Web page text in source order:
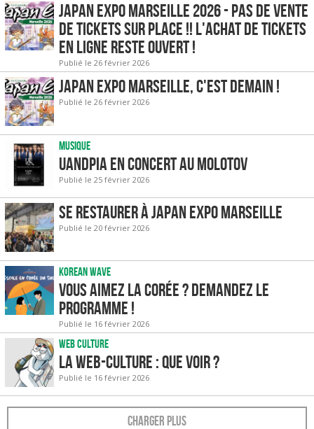
Japan Expo Marseille 2026 - Pas de vente
de tickets sur place !! L'achat de tickets
en ligne reste ouvert !
Publié le 26 février 2026
Japan Expo Marseille, c'est demain !
Publié le 26 février 2026
Musique
UandPIA en concert au Molotov
Publié le 25 février 2026
Se restaurer à Japan Expo Marseille
Publié le 20 février 2026
Korean wave
Vous aimez la Corée ? Demandez le
programme !
Publié le 16 février 2026
Web culture
La web-culture : que voir ?
Publié le 16 février 2026
Charger plus